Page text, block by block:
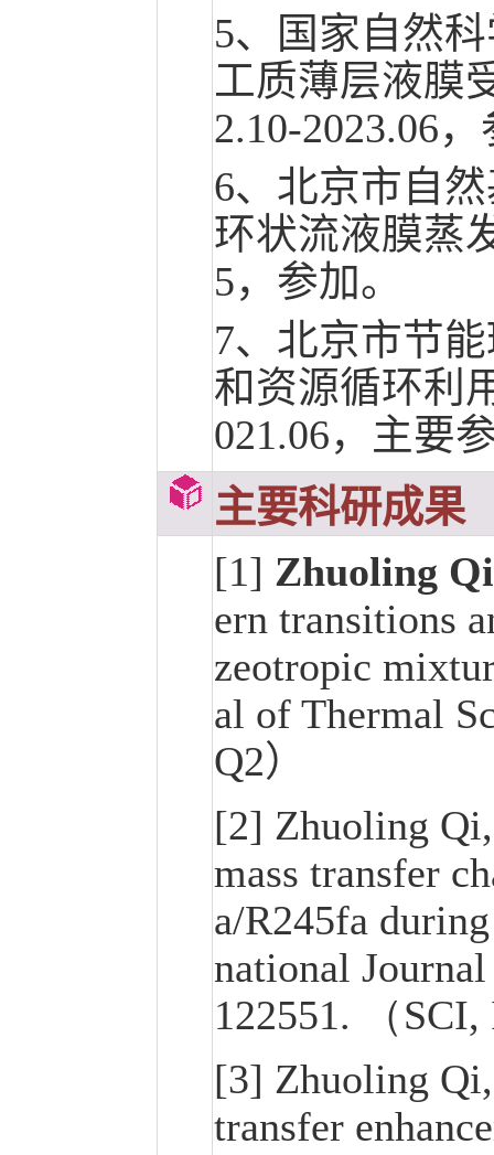
5、国家自然
工质薄层液膜
2.10-2023.06
6、北京市自
环状流液膜蒸
5，参加。
7、北京市节
和资源循环利
021.06，主要
主要科研成果
[1] Zhuoling Qi
ern transitions
zeotropic
al of Thermal
Q2）
[2] Zhuoling
mass transfer
a/R245fa
national
122551. （
[3] Zhuoling
transfer